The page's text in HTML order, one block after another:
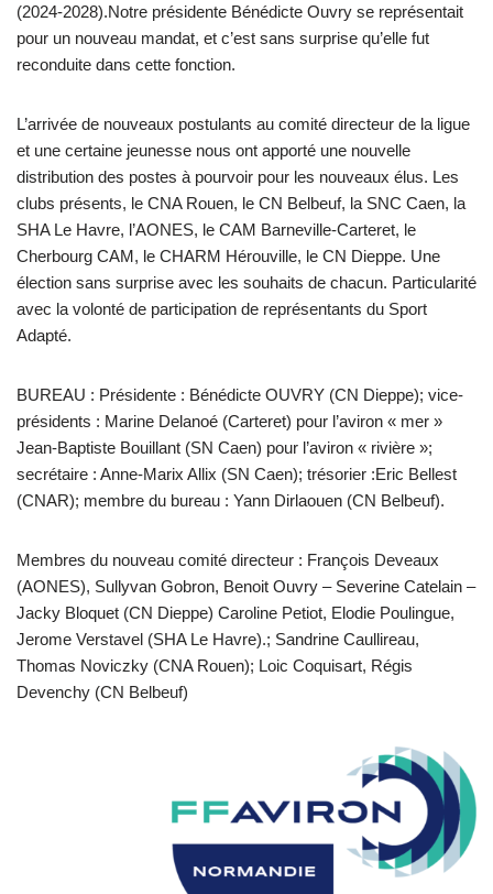
(2024-2028).Notre présidente Bénédicte Ouvry se représentait
pour un nouveau mandat, et c’est sans surprise qu’elle fut
reconduite dans cette fonction.
L’arrivée de nouveaux postulants au comité directeur de la ligue
et une certaine jeunesse nous ont apporté une nouvelle
distribution des postes à pourvoir pour les nouveaux élus. Les
clubs présents, le CNA Rouen, le CN Belbeuf, la SNC Caen, la
SHA Le Havre, l’AONES, le CAM Barneville-Carteret, le
Cherbourg CAM, le CHARM Hérouville, le CN Dieppe. Une
élection sans surprise avec les souhaits de chacun. Particularité
avec la volonté de participation de représentants du Sport
Adapté.
BUREAU : Présidente : Bénédicte OUVRY (CN Dieppe); vice-
présidents : Marine Delanoé (Carteret) pour l’aviron « mer »
Jean-Baptiste Bouillant (SN Caen) pour l’aviron « rivière »;
secrétaire : Anne-Marix Allix (SN Caen); trésorier :Eric Bellest
(CNAR); membre du bureau : Yann Dirlaouen (CN Belbeuf).
Membres du nouveau comité directeur : François Deveaux
(AONES), Sullyvan Gobron, Benoit Ouvry – Severine Catelain –
Jacky Bloquet (CN Dieppe) Caroline Petiot, Elodie Poulingue,
Jerome Verstavel (SHA Le Havre).; Sandrine Caullireau,
Thomas Noviczky (CNA Rouen); Loic Coquisart, Régis
Devenchy (CN Belbeuf)